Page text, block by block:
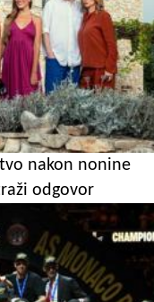
nakon nonine
odgovor